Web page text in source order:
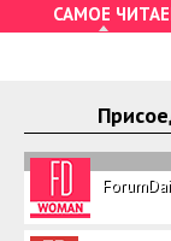
САМОЕ